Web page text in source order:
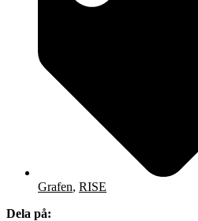
Grafen, RISE
Dela på: